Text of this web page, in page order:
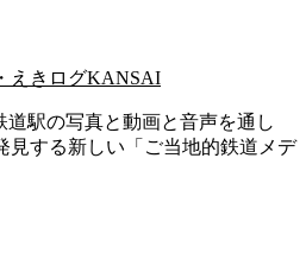
道駅の写真と動画と音声を通し
見する新しい「ご当地的鉄道メデ